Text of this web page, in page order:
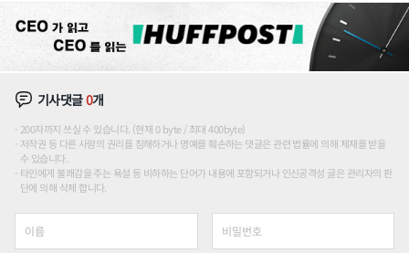
기사댓글0개
200자까지 쓰실 수 있습니다. (현재 0 byte / 최대 400byte)
저작권 등 다른 사람의 권리를 침해하거나 명예를 훼손하는 댓글은 관련 법률에 의해 제재를 받을
수 있습니다.
타인에게 불쾌감을 주는 욕설 등 비하하는 단어가 내용에 포함되거나 인신공격성 글은 관리자의 판
단에 의해 삭제 합니다.